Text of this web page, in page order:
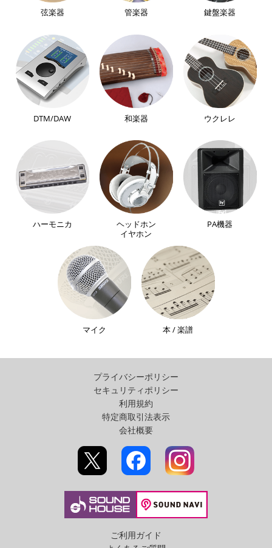
弦楽器 管楽器 鍵盤楽器
DTM/DAW 和楽器 ウクレレ
ハーモニカ
ヘッドホン
イヤホン
PA機器
マイク 本 / 楽譜
プライバシーポリシー
セキュリティポリシー
利用規約
特定商取引法表示
会社概要
ご利用ガイド